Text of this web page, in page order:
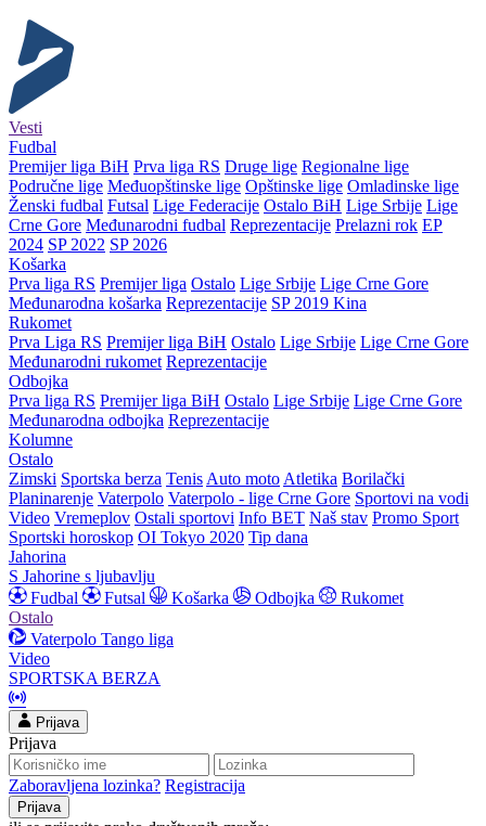
Vesti
Fudbal
Premijer liga BiH Prva liga RS Druge lige Regionalne lige
Područne lige Međuopštinske lige Opštinske lige Omladinske lige
Ženski fudbal Futsal Lige Federacije Ostalo BiH Lige Srbije Lige
Crne Gore Međunarodni fudbal Reprezentacije Prelazni rok EP
2024 SP 2022 SP 2026
Košarka
Prva liga RS Premijer liga Ostalo Lige Srbije Lige Crne Gore
Međunarodna košarka Reprezentacije SP 2019 Kina
Rukomet
Prva Liga RS Premijer liga BiH Ostalo Lige Srbije Lige Crne Gore
Međunarodni rukomet Reprezentacije
Odbojka
Prva liga RS Premijer liga BiH Ostalo Lige Srbije Lige Crne Gore
Međunarodna odbojka Reprezentacije
Kolumne
Ostalo
Zimski Sportska berza Tenis Auto moto Atletika Borilački
Planinarenje Vaterpolo Vaterpolo - lige Crne Gore Sportovi na vodi
Video Vremeplov Ostali sportovi Info BET Naš stav Promo Sport
Sportski horoskop OI Tokyo 2020 Tip dana
Jahorina
S Jahorine s ljubavlju
Fudbal
Futsal Košarka Odbojka
Rukomet
Ostalo
Vaterpolo Tango liga
Video
SPORTSKA BERZA
Prijava
Prijava
Zaboravljena lozinka? Registracija